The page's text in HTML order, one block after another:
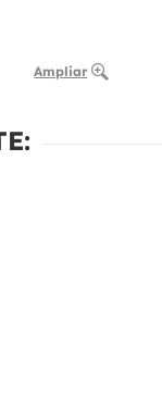
Ampliar